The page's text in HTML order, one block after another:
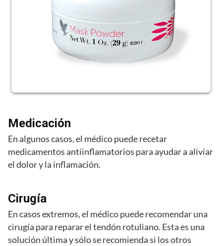
Medicación
En algunos casos, el médico puede recetar
medicamentos antiinflamatorios para ayudar a aliviar
el dolor y la inflamación.
Cirugía
En casos extremos, el médico puede recomendar una
cirugía para reparar el tendón rotuliano. Esta es una
solución última y sólo se recomienda si los otros